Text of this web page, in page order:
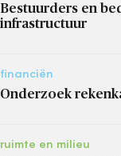
Bestuurders en
infrastructuur
financiën
Onderzoek
ruimte en milieu